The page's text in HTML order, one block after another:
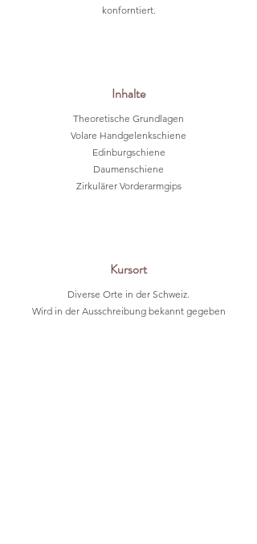
konforntiert.
Inhalte
Theoretische Grundlagen
Volare Handgelenkschiene
Edinburgschiene
Daumenschiene
Zirkulärer Vorderarmgips
Kursort
Diverse Orte in der Schweiz.
Wird in der Ausschreibung bekannt gegeben